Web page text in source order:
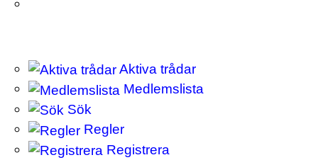
Aktiva trådar
Medlemslista
Sök
Regler
Registrera